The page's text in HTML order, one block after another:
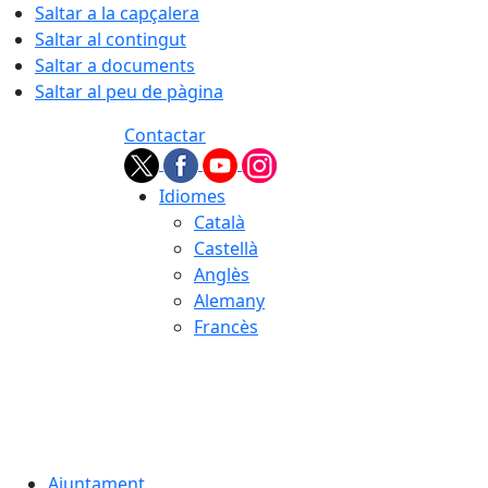
Saltar a la capçalera
Saltar al contingut
Saltar a documents
Saltar al peu de pàgina
Contactar
Idiomes
Català
Castellà
Anglès
Alemany
Francès